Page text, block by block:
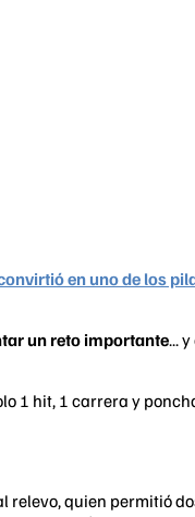
en uno de los
un reto importante...
1 hit, 1 carrera y
quien permitió